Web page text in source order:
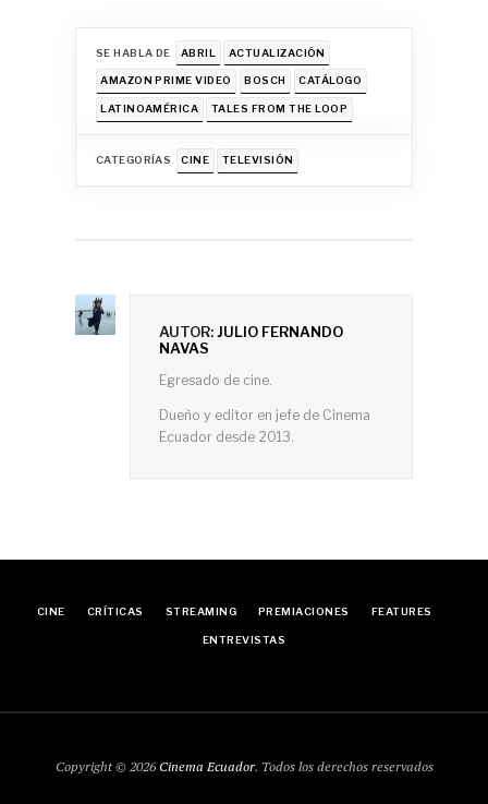
SE HABLA DE ABRIL ACTUALIZACIÓN
AMAZON PRIME VIDEO BOSCH CATÁLOGO
LATINOAMÉRICA TALES FROM THE LOOP
CATEGORÍAS CINE TELEVISIÓN
AUTOR:JULIO FERNANDO
NAVAS
Egresado de cine.
Dueño y editor en jefe de Cinema
Ecuador desde 2013.
CINE CRÍTICAS STREAMING PREMIACIONES FEATURES
ENTREVISTAS
Copyright © 2026Cinema Ecuador. Todos los derechos reservados